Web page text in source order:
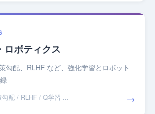
ロボティクス
勾配、RLHF など、強化学習とロボット
配 / RLHF / Q学習 ... →